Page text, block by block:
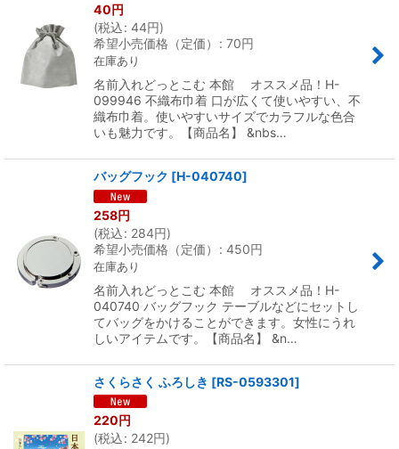
40円
(税込: 44円)
希望小売価格（定価）
: 70円
在庫あり
名前入れどっとこむ 本館 オススメ品！H-
099946 不織布巾着 口が広くて使いやすい、不
織布巾着。使いやすいサイズでカラフルな色合
いも魅力です。【商品名】 &nbs…
バッグフック [H-040740]
258円
(税込: 284円)
希望小売価格（定価）
: 450円
在庫あり
名前入れどっとこむ 本館 オススメ品！H-
040740 バッグフック テーブルなどにセットし
てバッグをかけることができます。女性にうれ
しいアイテムです。【商品名】 &n…
さくらさく ふろしき [RS-0593301]
220円
(税込: 242円)